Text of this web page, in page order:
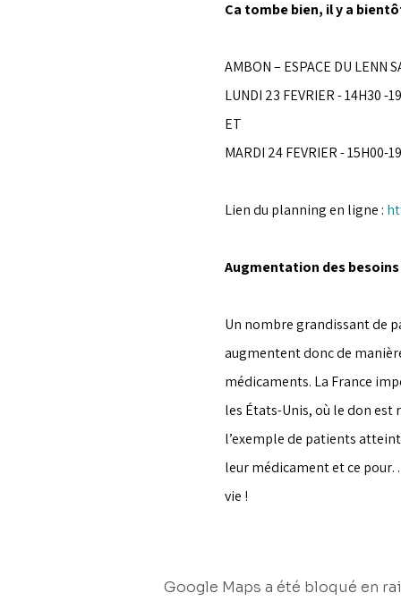
Ça tombe bien, il y a
AMBON – ESPACE DU LENN
LUNDI 23 FEVRIER - 14H30 -
ET
MARDI 24 FEVRIER - 15H00-
Lien du planning en ligne :
Augmentation des besoins
Un nombre grandissant de
augmentent donc de
médicaments. La France
les États-Unis, où le don est
l’exemple de patients
leur médicament et ce
vie !
Google Maps a été bloqué en